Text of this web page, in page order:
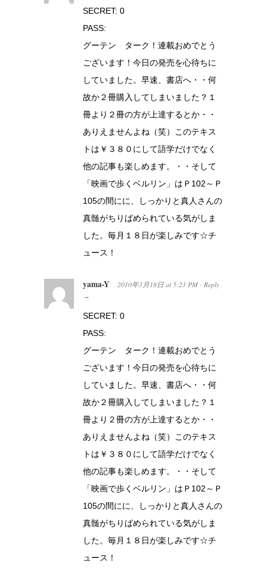
SECRET: 0
PASS:
グーテン ターク！連載おめでとう
ございます！今日の発売を心待ちに
していました。早速、書店へ・・何
故か２冊購入してしまいました？１
冊より２冊の方が上達するとか・・
ありえませんよね（笑）このテキス
トは￥３８０にして語学だけでなく
他の記事も楽しめます。・・そして
「映画で歩くベルリン」はＰ102～Ｐ
105の間にに、しっかりと真人さんの
真髄がちりばめられている気がしま
した。毎月１８日が楽しみです☆チ
ュース！
yama-Y 2010年3月18日 at 5:23 PM · Reply
→
SECRET: 0
PASS:
グーテン ターク！連載おめでとう
ございます！今日の発売を心待ちに
していました。早速、書店へ・・何
故か２冊購入してしまいました？１
冊より２冊の方が上達するとか・・
ありえませんよね（笑）このテキス
トは￥３８０にして語学だけでなく
他の記事も楽しめます。・・そして
「映画で歩くベルリン」はＰ102～Ｐ
105の間にに、しっかりと真人さんの
真髄がちりばめられている気がしま
した。毎月１８日が楽しみです☆チ
ュース！